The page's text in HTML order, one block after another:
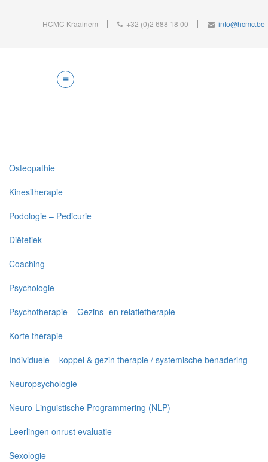
HCMC Kraainem +32 (0)2 688 18 00 info@hcmc.be
Osteopathie
Kinesitherapie
Podologie – Pedicurie
Diëtetiek
Coaching
Psychologie
Psychotherapie – Gezins- en relatietherapie
Korte therapie
Individuele – koppel & gezin therapie / systemische benadering
Neuropsychologie
Neuro-Linguistische Programmering (NLP)
Leerlingen onrust evaluatie
Sexologie